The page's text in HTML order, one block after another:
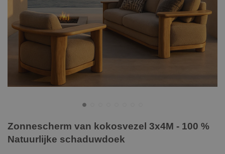
Zonnescherm van kokosvezel 3x4M - 100 %
Natuurlijke schaduwdoek